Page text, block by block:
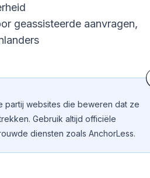
geassisteerde aanvragen,
partij websites die beweren dat ze
Gebruik altijd officiële
diensten zoals AnchorLess.